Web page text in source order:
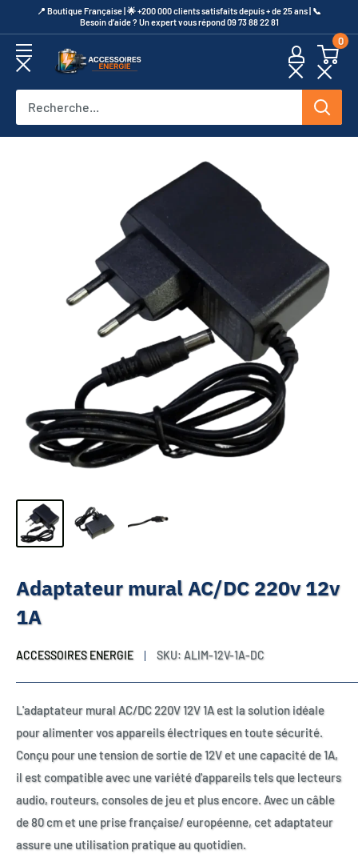
au
contenu
​📍​ Boutique Française | 🌟 +200 000 clients satisfaits depuis + de 25 ans | 📞​
Besoin d’aide ? Un expert vous répond 09 73 88 22 81
Accessoires
0
Adaptateur mural AC/DC 220v 12v
1A
ACCESSOIRES ENERGIE SKU: ALIM-12V-1A-DC
L'adaptateur mural AC/DC 220V 12V 1A est la solution idéale
pour alimenter vos appareils électriques en toute sécurité.
Conçu pour une tension de sortie de 12V et une capacité de 1A,
il est compatible avec une variété d'appareils tels que lecteurs
audio, routeurs, consoles de jeu et plus encore. Avec un câble
de 80 cm et une prise française/ européenne, cet adaptateur
assure une utilisation pratique au quotidien.